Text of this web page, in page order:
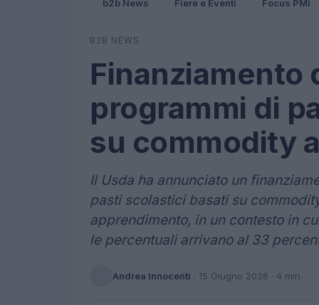
b2b News Fiere e Eventi Focus PMI
B2B NEWS
Finanziamento
programmi di
su commodity
Il Usda ha annunciato un
pasti scolastici basati su
apprendimento, in un contesto in
le percentuali arrivano al 33
Andrea Innocenti · 15 Giugno 2026 · 4 min